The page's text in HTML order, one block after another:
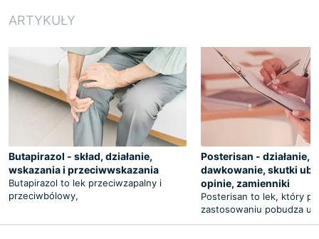
ARTYKUŁY
Butapirazol - skład, działanie,
wskazania i przeciwwskazania
Butapirazol to lek przeciwzapalny i
przeciwbólowy,
Posterisan - działanie,
dawkowanie, skutki
opinie, zamienniki
Posterisan to lek, który po
zastosowaniu pobudza u